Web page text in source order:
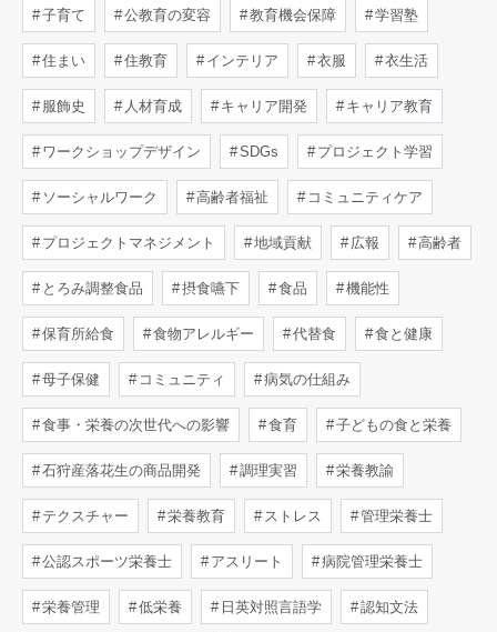
子育て 公教育の変容 教育機会保障 学習塾
住まい 住教育 インテリア 衣服 衣生活
服飾史 人材育成 キャリア開発 キャリア教育
ワークショップデザイン SDGs プロジェクト学習
ソーシャルワーク 高齢者福祉 コミュニティケア
プロジェクトマネジメント 地域貢献 広報 高齢者
とろみ調整食品 摂食嚥下 食品 機能性
保育所給食 食物アレルギー 代替食 食と健康
母子保健 コミュニティ 病気の仕組み
食事・栄養の次世代への影響 食育 子どもの食と栄養
石狩産落花生の商品開発 調理実習 栄養教諭
テクスチャー 栄養教育 ストレス 管理栄養士
公認スポーツ栄養士 アスリート 病院管理栄養士
栄養管理 低栄養 日英対照言語学 認知文法